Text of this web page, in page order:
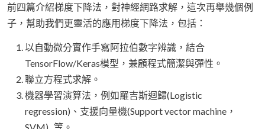
前四篇介紹梯度下降法，對神經網路求解，這次再舉幾個例
子，幫助我們更靈活的應用梯度下降法，包括：
以自動微分實作手寫阿拉伯數字辨識，結合
TensorFlow/Keras模型，兼顧程式簡潔與彈性。
聯立方程式求解。
機器學習演算法，例如羅吉斯迴歸(Logistic
regression)、支援向量機(Support vector machine，